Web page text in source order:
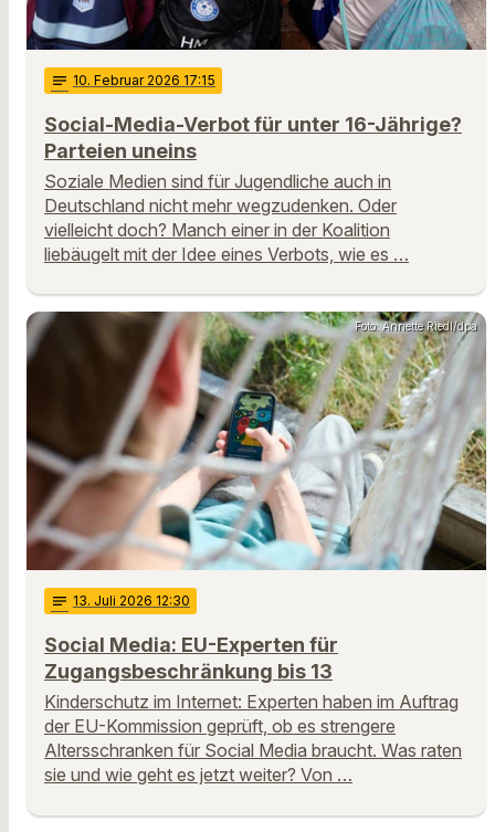
notes 10. Februar 2026 17:15
Social-Media-Verbot für unter 16-Jährige?
Parteien uneins
Soziale Medien sind für Jugendliche auch in
Deutschland nicht mehr wegzudenken. Oder
vielleicht doch? Manch einer in der Koalition
liebäugelt mit der Idee eines Verbots, wie es …
Foto: Annette Riedl/dpa
notes 13. Juli 2026 12:30
Social Media: EU-Experten für
Zugangsbeschränkung bis 13
Kinderschutz im Internet: Experten haben im Auftrag
der EU-Kommission geprüft, ob es strengere
Altersschranken für Social Media braucht. Was raten
sie und wie geht es jetzt weiter? Von …